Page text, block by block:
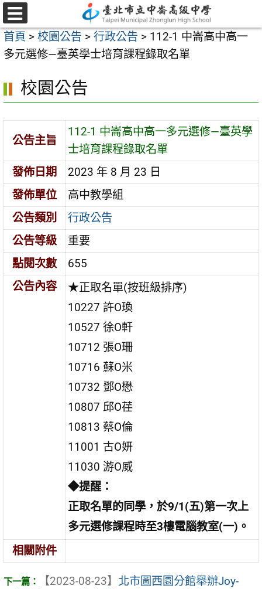
跳
至
主
要
容
選
單
首頁 > 校園公告 > 行政公告 > 112-1 中崙高中高一
多元選修—臺英學士培育課程錄取名單
校園公告
公告主旨
112-1 中崙高中高一多元選修—臺英學
士培育課程錄取名單
發佈日期
2023 年 8 月 23 日
發佈單位
高中教學組
公告類別
行政公告
公告等級
重要
點閱次數
655
公告內容
★正取名單(按班級排序)
10227 許O瑍
10527 徐O軒
10712 張O珊
10716 蘇O米
10732 鄧O懋
10807 邱O荏
10813 蔡O倫
11001 古O妍
11030 游O威
◆提醒：
正取名單的同學，於9/1(五)第一次上
多元選修課程時至3樓電腦教室(一)。
相關附件
【2023-08-23】 北市圖西園分館舉辦Joy-